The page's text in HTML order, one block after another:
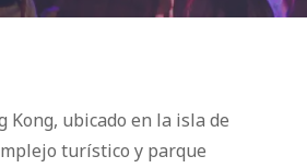
Kong, ubicado en la isla de
turístico y parque